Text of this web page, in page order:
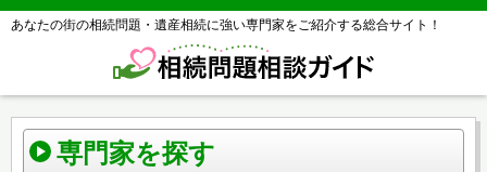
あなたの街の相続問題・遺産相続に強い専門家をご紹介する総合サイト！
専門家を探す